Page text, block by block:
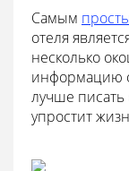
Самым
отеля
несколько
информацию
лучше писать
упростит